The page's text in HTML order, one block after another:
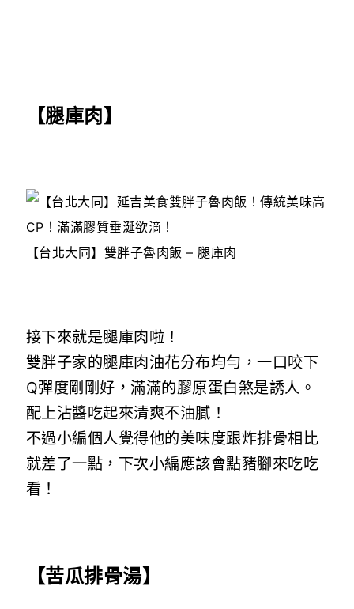
【腿庫肉】
【台北大同】雙胖子魯肉飯 – 腿庫肉
接下來就是腿庫肉啦！
雙胖子家的腿庫肉油花分布均勻，一口咬下
Q彈度剛剛好，滿滿的膠原蛋白煞是誘人。
配上沾醬吃起來清爽不油膩！
不過小編個人覺得他的美味度跟炸排骨相比
就差了一點，下次小編應該會點豬腳來吃吃
看！
【苦瓜排骨湯】